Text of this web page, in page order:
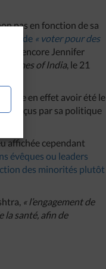
pas en fonction de sa
de « voter pour des
encore Jennifer
Times of India, le 21
en effet avoir été le
déçus par sa politique
affichée cependant
évêques ou leaders
des minorités plutôt
« l’engagement de
la santé, afin de